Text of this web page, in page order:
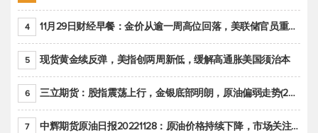
4 11月29日财经早餐：金价从逾一周高位回落，美联储官员重申鹰派立场推动美元回升
5 现货黄金续反弹，美指创两周新低，缓解高通胀美国须治本
6 三立期货：股指震荡上行，金银底部明朗，原油偏弱走势(20221128收评)
7 中辉期货原油日报20221128：原油价格持续下降，市场关注OPEC+新一轮产能政策